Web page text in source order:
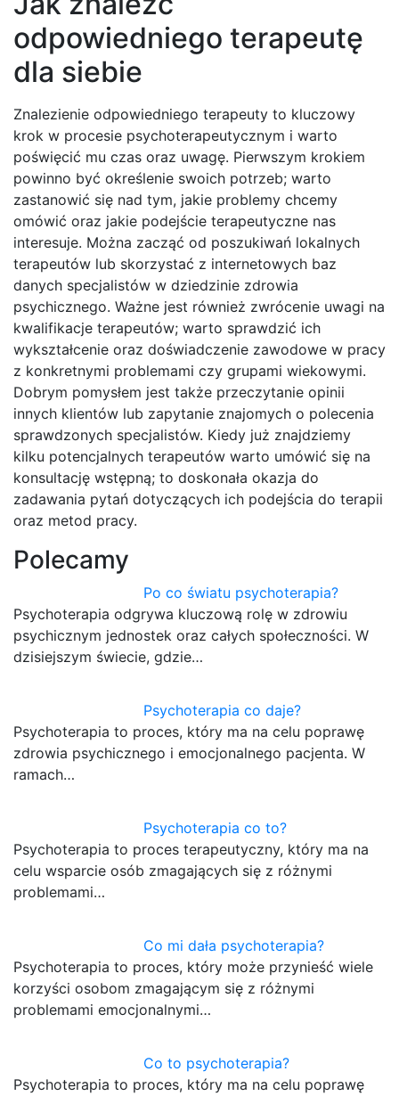
odpowiedniego terapeutę
dla siebie
Znalezienie odpowiedniego terapeuty to kluczowy
krok w procesie psychoterapeutycznym i warto
poświęcić mu czas oraz uwagę. Pierwszym krokiem
powinno być określenie swoich potrzeb; warto
zastanowić się nad tym, jakie problemy chcemy
omówić oraz jakie podejście terapeutyczne nas
interesuje. Można zacząć od poszukiwań lokalnych
terapeutów lub skorzystać z internetowych baz
danych specjalistów w dziedzinie zdrowia
psychicznego. Ważne jest również zwrócenie uwagi na
kwalifikacje terapeutów; warto sprawdzić ich
wykształcenie oraz doświadczenie zawodowe w pracy
z konkretnymi problemami czy grupami wiekowymi.
Dobrym pomysłem jest także przeczytanie opinii
innych klientów lub zapytanie znajomych o polecenia
sprawdzonych specjalistów. Kiedy już znajdziemy
kilku potencjalnych terapeutów warto umówić się na
konsultację wstępną; to doskonała okazja do
zadawania pytań dotyczących ich podejścia do terapii
oraz metod pracy.
Polecamy
Po co światu psychoterapia?
Psychoterapia odgrywa kluczową rolę w zdrowiu
psychicznym jednostek oraz całych społeczności. W
dzisiejszym świecie, gdzie…
Psychoterapia co daje?
Psychoterapia to proces, który ma na celu poprawę
zdrowia psychicznego i emocjonalnego pacjenta. W
ramach…
Psychoterapia co to?
Psychoterapia to proces terapeutyczny, który ma na
celu wsparcie osób zmagających się z różnymi
problemami…
Co mi dała psychoterapia?
Psychoterapia to proces, który może przynieść wiele
korzyści osobom zmagającym się z różnymi
problemami emocjonalnymi…
Co to psychoterapia?
Psychoterapia to proces, który ma na celu poprawę